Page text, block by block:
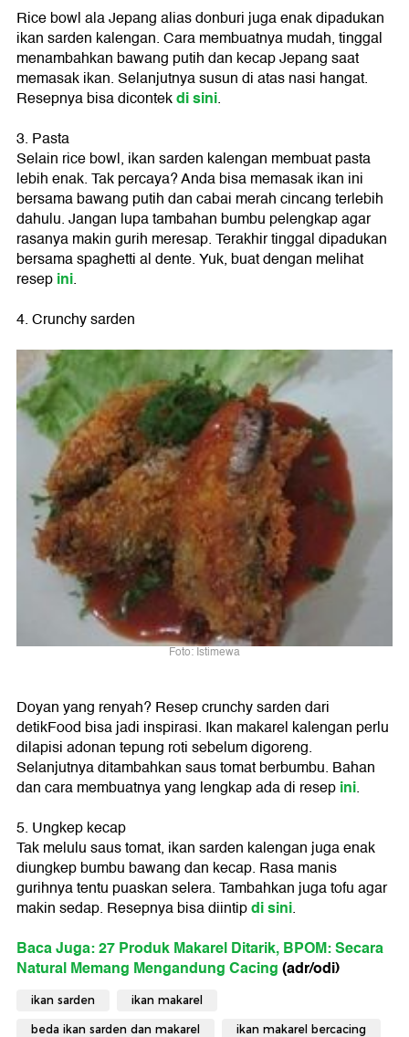
Rice bowl ala Jepang alias donburi juga enak dipadukan
ikan sarden kalengan. Cara membuatnya mudah, tinggal
menambahkan bawang putih dan kecap Jepang saat
memasak ikan. Selanjutnya susun di atas nasi hangat.
Resepnya bisa dicontekdi sini.
3. Pasta
Selain rice bowl, ikan sarden kalengan membuat pasta
lebih enak. Tak percaya? Anda bisa memasak ikan ini
bersama bawang putih dan cabai merah cincang terlebih
dahulu. Jangan lupa tambahan bumbu pelengkap agar
rasanya makin gurih meresap. Terakhir tinggal dipadukan
bersama spaghetti al dente. Yuk, buat dengan melihat
resepini.
4. Crunchy sarden
Foto: Istimewa
Doyan yang renyah? Resep crunchy sarden dari
detikFood bisa jadi inspirasi. Ikan makarel kalengan perlu
dilapisi adonan tepung roti sebelum digoreng.
Selanjutnya ditambahkan saus tomat berbumbu. Bahan
dan cara membuatnya yang lengkap ada di resepini.
5. Ungkep kecap
Tak melulu saus tomat, ikan sarden kalengan juga enak
diungkep bumbu bawang dan kecap. Rasa manis
gurihnya tentu puaskan selera. Tambahkan juga tofu agar
makin sedap. Resepnya bisa diintipdi sini.
Baca Juga: 27 Produk Makarel Ditarik, BPOM: Secara
Natural Memang Mengandung Cacing(adr/odi)
ikan sarden ikan makarel
beda ikan sarden dan makarel ikan makarel bercacing